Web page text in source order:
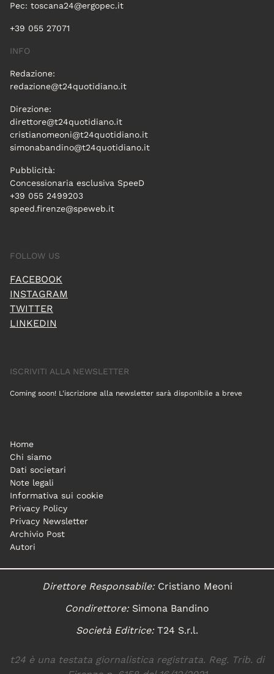
Pec: toscana24@ergopec.it
+39 055 27071
INFO
Redazione:
redazione@t24quotidiano.it
Direzione:
direttore@t24quotidiano.it
cristianomeoni@t24quotidiano.it
simonabandino@t24quotidiano.it
Pubblicità:
Concessionaria esclusiva SpeeD
+39 055 2499203
speed.firenze@speweb.it
FOLLOW US
FACEBOOK
INSTAGRAM
TWITTER
LINKEDIN
ISCRIVITI ALLA NEWSLETTER
Coming soon! L'iscrizione alla newsletter sarà disponibile a breve
Home
Chi siamo
Dati societari
Note legali
Informativa sui cookie
Privacy Policy
Privacy Newsletter
Archivio Post
Autori
Direttore Responsabile:Cristiano Meoni
Condirettore:Simona Bandino
Società Editrice:T24 S.r.l.
t24 è una testata giornalistica registrata. Reg. Trib. di